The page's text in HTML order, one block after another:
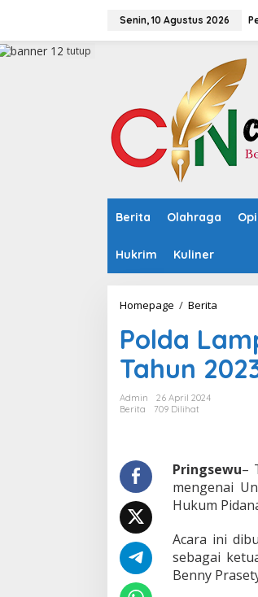
a
Senin, 10 Agustus 2026
Berita Olahraga
Hukrim Kuliner
tutup
Homepage / Berita
l
d
a
L
g
o
s
a
l
i
Polda
Tahun
Admin
26 April 2024
Berita
709 Dilihat
Pringsewu–
mengenai
Hukum
Acara ini
sebagai
Benny